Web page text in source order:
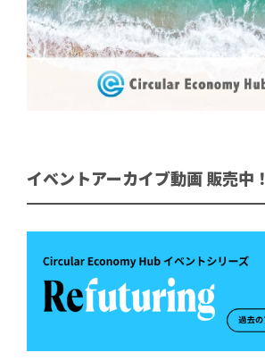
イベントアーカイブ動画 販売中！